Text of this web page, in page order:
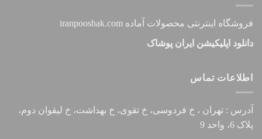
فروشگاه اینترنتی محصولات آماده iranpooshak.com
دانلود اپلیکیشن ایران پوشاک
اطلاعات تماس
آدرس : تهران ، خ فردوسی، خ تقوی، خ بهداشت، خ لیقوان دوم،
پلاک 6، واحد 9